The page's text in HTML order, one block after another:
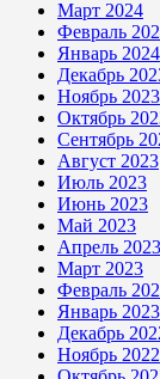
Март 2024
Февраль
Январь 2024
Декабрь
Ноябрь 2023
Октябрь
Сентябрь
Август 2023
Июль 2023
Июнь 2023
Май 2023
Апрель 2023
Март 2023
Февраль
Январь 2023
Декабрь
Ноябрь 2022